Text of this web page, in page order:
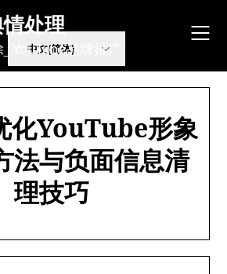
处理
品牌推广
化YouTube形象
法与负面信息清
理技巧